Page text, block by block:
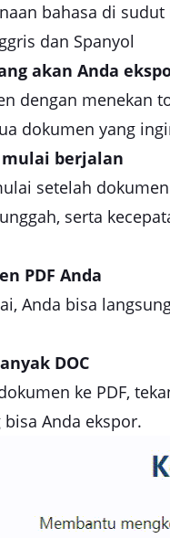
bahasa di
dan Spanyol
akan Anda
dengan menekan
dokumen yang
mulai berjalan
setelah
serta
PDF Anda
Anda bisa
DOC
ke PDF,
Anda ekspor.